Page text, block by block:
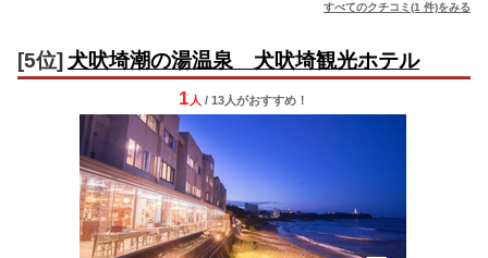
すべてのクチコミ(1 件)をみる
[5位] 犬吠埼潮の湯温泉 犬吠埼観光ホテル
1 人 / 13人がおすすめ！